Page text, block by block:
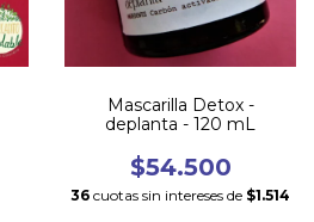
Mascarilla Detox -
deplanta - 120 mL
$54.500
36 cuotas sin intereses de $1.514